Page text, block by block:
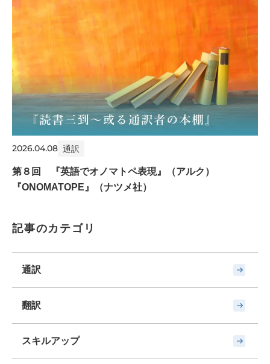
2026.04.08 通訳
第８回 『英語でオノマトペ表現』（アルク）
『ONOMATOPE』（ナツメ社）
記事のカテゴリ
通訳
翻訳
スキルアップ